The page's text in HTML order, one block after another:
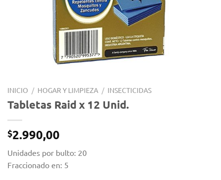
INICIO / HOGAR Y LIMPIEZA / INSECTICIDAS
Tabletas Raid x 12 Unid.
$2.990,00
Unidades por bulto: 20
Fraccionado en: 5